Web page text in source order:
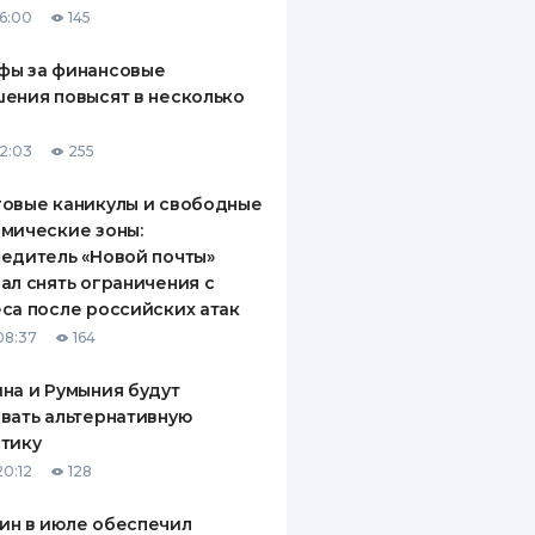
ПОЛИСЫ
КОМПАНИИ
О СТРАХОВЫХ
145
за финансовые
повысят в несколько
255
каникулы и свободные
зоны:
«Новой почты»
снять ограничения с
после российских атак
164
и Румыния будут
альтернативную
128
в июле обеспечил